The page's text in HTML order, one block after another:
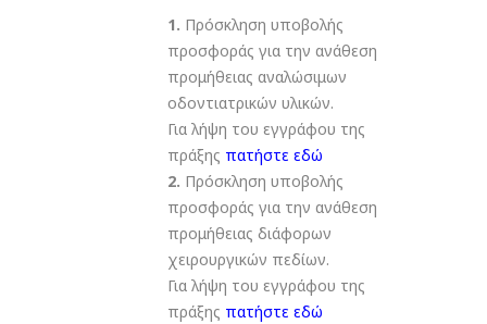
1. Πρόσκληση υποβολής
προσφοράς για την ανάθεση
προμήθειας αναλώσιμων
οδοντιατρικών υλικών.
Για λήψη του εγγράφου της
πράξης πατήστε εδώ
2. Πρόσκληση υποβολής
προσφοράς για την ανάθεση
προμήθειας διάφορων
χειρουργικών πεδίων.
Για λήψη του εγγράφου της
πράξης πατήστε εδώ